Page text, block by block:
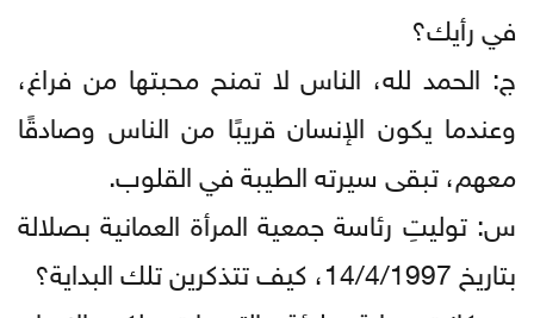
في رأيك؟
ج: الحمد لله، الناس لا تمنح محبتها من فراغ،
وعندما يكون الإنسان قريبًا من الناس وصادقًا
معهم، تبقى سيرته الطيبة في القلوب.
س: توليتِ رئاسة جمعية المرأة العمانية بصلالة
بتاريخ 14/4/1997، كيف تتذكرين تلك البداية؟